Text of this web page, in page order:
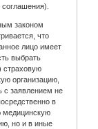
законом
что
лицо имеет
выбрать
страховую
организацию,
с заявлением не
в
медицинскую
но и в иные